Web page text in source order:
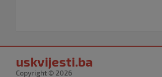
uskvijesti.ba
Copyright © 2026